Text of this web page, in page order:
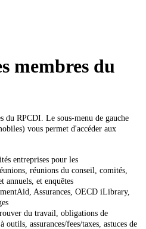
membres du
du RPCDI. Le sous-menu de gauche
vous permet d'accéder aux
entreprises pour les
réunions du conseil, comités,
annuels, et enquêtes
Assurances, OECD iLibrary,
du travail, obligations de
assurances/fees/taxes, astuces de